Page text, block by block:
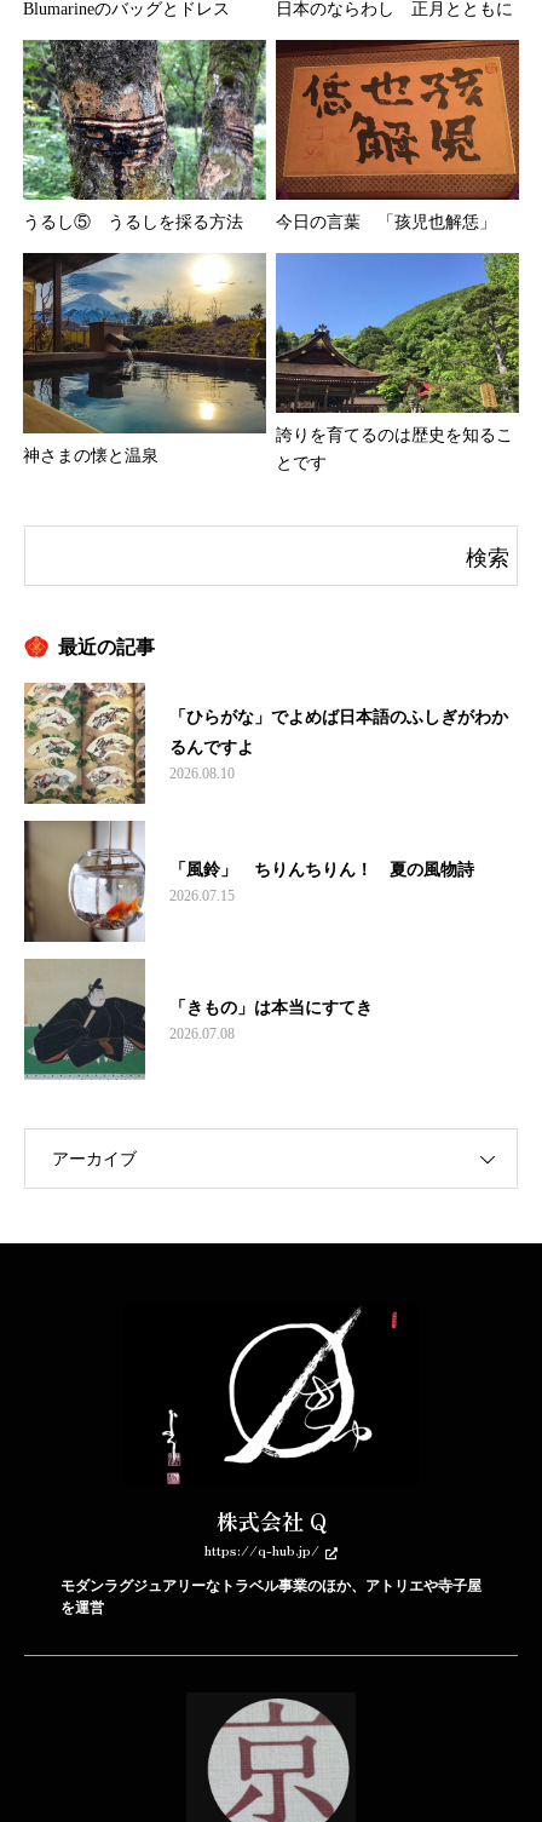
Blumarineのバッグとドレス 日本のならわし 正月とともに
うるし⑤ うるしを採る方法 今日の言葉 「孩児也解恁」
神さまの懐と温泉
誇りを育てるのは歴史を知るこ
とです
最近の記事
「ひらがな」でよめば日本語のふしぎがわか
るんですよ
2026.08.10
「風鈴」 ちりんちりん！ 夏の風物詩
2026.07.15
「きもの」は本当にすてき
2026.07.08
アーカイブ
株式会社 Q
https://q-hub.jp/
モダンラグジュアリーなトラベル事業のほか、アトリエや寺子屋
を運営